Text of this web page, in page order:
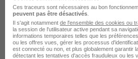
9 de plus
La carte
35 Rue de la Brigade de Rac
16000 Angoulême
Ces traceurs sont nécessaires au bon
peuvent pas être désactivés
Il s'agit notamment de l'ensemble des cookies ou
la session de l'utilisateur active pendant sa
informations temporaires telles que les
ou les offres vues, gérer les processus
est connecté ou non, et plus globalement garantir
détectant les tentatives d'accès frauduleux ou les